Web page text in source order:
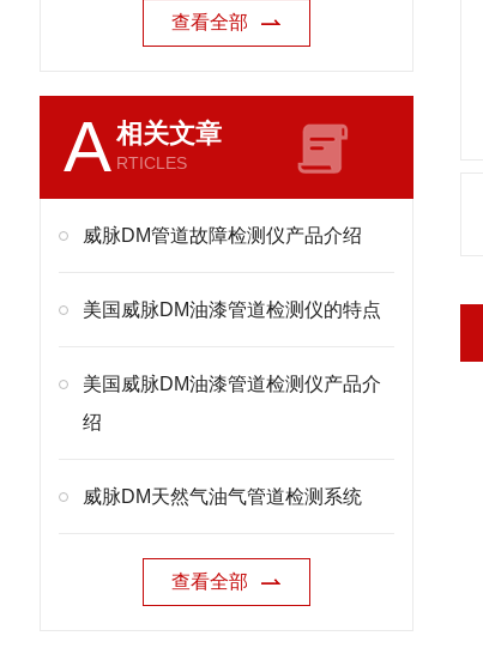
查看全部
A相关文章
RTICLES
威脉DM管道故障检测仪产品介绍
美国威脉DM油漆管道检测仪的特点
美国威脉DM油漆管道检测仪产品介
绍
威脉DM天然气油气管道检测系统
查看全部